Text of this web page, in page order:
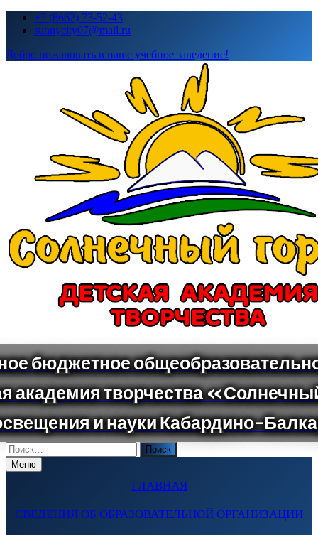
Перейти+7 (8662) 73-52-43
sunnycity07@mail.ru
Добро пожаловать в наше учебное заведение!
Поиск
по:Меню
ГЛАВНАЯ
СВЕДЕНИЯ ОБ ОБРАЗОВАТЕЛЬНОЙ ОРГАНИЗАЦИИ